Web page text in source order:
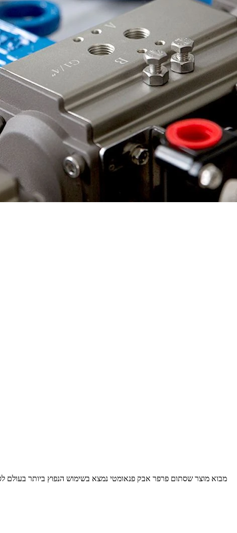
מבוא מוצר שסתום פרפר אבק פנאומטי נמצא בשימוש הנפוץ ביותר בעולם